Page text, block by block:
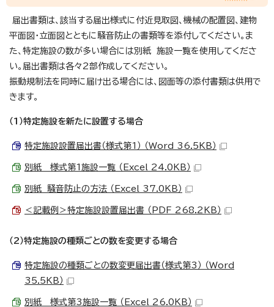
届出書類は、該当する届出様式に付近見取図、機械の配置図、建物
平面図・立面図とともに騒音防止の書類等を添付してください。ま
た、特定施設の数が多い場合には別紙 施設一覧を使用してくださ
い。届出書類は各々2部作成してください。
振動規制法を同時に届け出る場合には、図面等の添付書類は供用で
きます。
（1）特定施設を新たに設置する場合
特定施設設置届出書（様式第1） （Word 36.5KB）
別紙 様式第1施設一覧 （Excel 24.0KB）
別紙 騒音防止の方法 （Excel 37.0KB）
＜記載例＞特定施設設置届出書 （PDF 268.2KB）
（2）特定施設の種類ごとの数を変更する場合
特定施設の種類ごとの数変更届出書（様式第3） （Word
35.5KB）
別紙 様式第3施設一覧 （Excel 26.0KB）